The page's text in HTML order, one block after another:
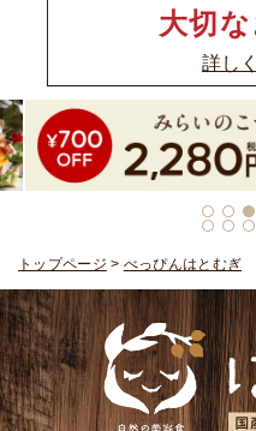
大切
詳し
トップページ > べっぴんはとむぎ